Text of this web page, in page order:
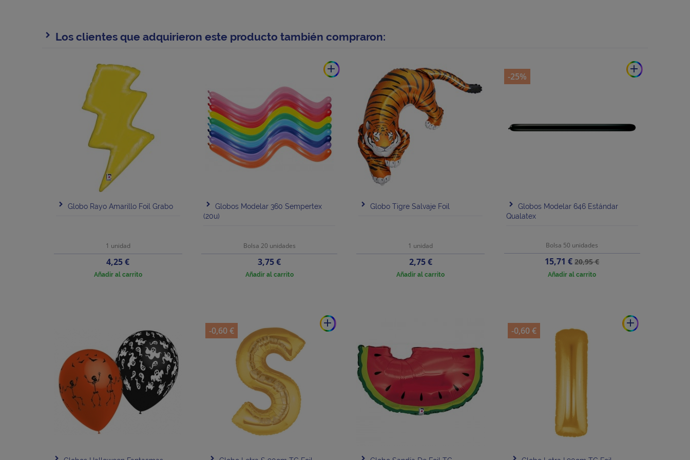
Los clientes que adquirieron este producto también compraron:
Globo Rayo Amarillo Foil Grabo
1 unidad
Precio
4,25 €
Añadir al carrito
add
Globos Modelar 360 Sempertex
(20u)
Bolsa 20 unidades
Precio
3,75 €
Añadir al carrito
Globo Tigre Salvaje Foil
1 unidad
Precio
2,75 €
Añadir al carrito
add
Globos Modelar 646 Estándar
Qualatex
Bolsa 50 unidades
Precio
15,71 €Precio
base
20,95 €
Añadir al carrito
-25%
add
-0,60 €
add
-0,60 €